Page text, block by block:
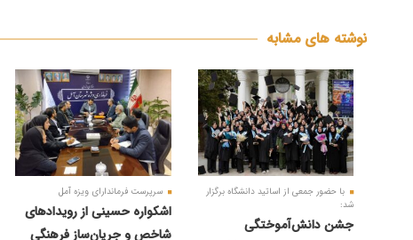
نوشته های مشابه
با حضور جمعی از اساتید دانشگاه برگزار
شد:
جشن دانش‌آموختگی
سرپرست فرماندارای ویزه آمل
اشکواره حسینی از رویدادهای
شاخص و جریان‌ساز فرهنگی